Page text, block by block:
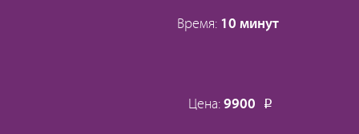
Время: 10 минут
Цена: 9900 Р